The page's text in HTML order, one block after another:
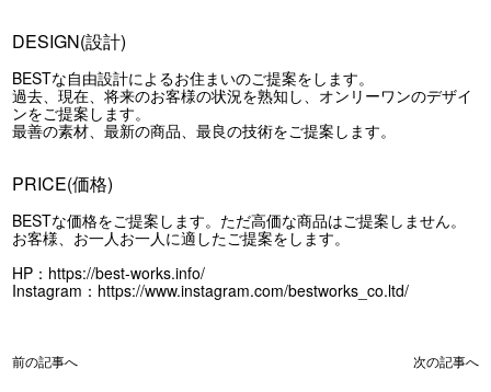
DESIGN(設計)
BESTな自由設計によるお住まいのご提案をします。
過去、現在、将来のお客様の状況を熟知し、オンリーワンのデザイ
ンをご提案します。
最善の素材、最新の商品、最良の技術をご提案します。
PRICE(価格)
BESTな価格をご提案します。ただ高価な商品はご提案しません。
お客様、お一人お一人に適したご提案をします。
HP： https://best-works.info/
Instagram： https://www.instagram.com/bestworks_co.ltd/
前の記事へ 次の記事へ